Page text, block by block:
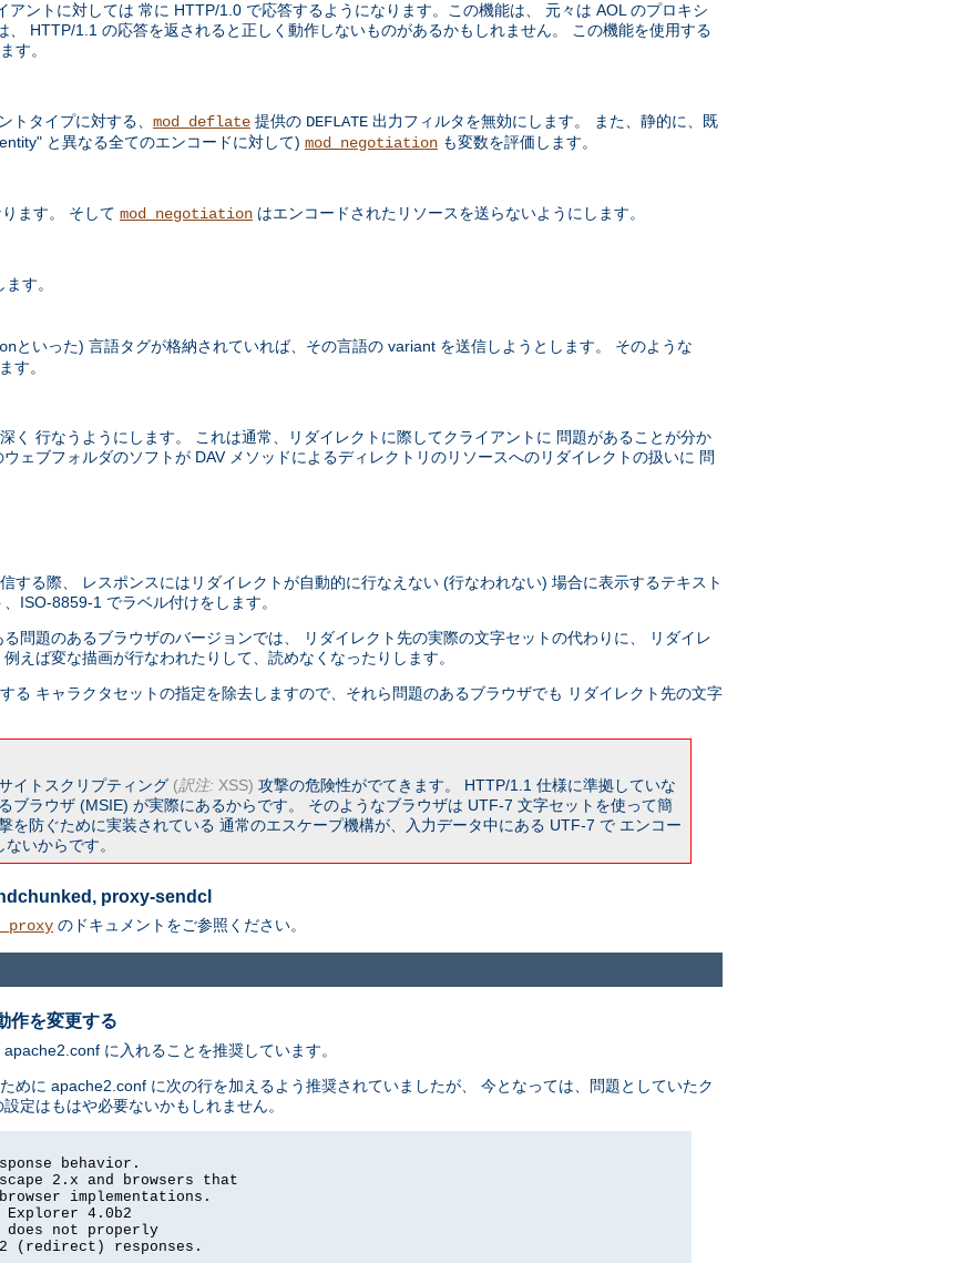
ントに対しては 常に HTTP/1.0 で応答するようになります。この機能は、 元々は AOL のプロキシ
HTTP/1.1 の応答を返されると正しく動作しないものがあるかもしれません。 この機能を使用する
す。
トタイプに対する、 mod_deflate 提供の DEFLATE 出力フィルタを無効にします。 また、静的に、既
と異なる全てのエンコードに対して) mod_negotiation も変数を評価します。
ます。 そして mod_negotiation はエンコードされたリソースを送らないようにします。
す。
といった) 言語タグが格納されていれば、その言語の variant を送信しようとします。 そのような
す。
く 行なうようにします。 これは通常、リダイレクトに際してクライアントに 問題があることが分か
ェブフォルダのソフトが DAV メソッドによるディレクトリのリソースへのリダイレクトの扱いに 問
する際、 レスポンスにはリダイレクトが自動的に行なえない (行なわれない) 場合に表示するテキスト
ISO-8859-1 でラベル付けをします。
問題のあるブラウザのバージョンでは、 リダイレクト先の実際の文字セットの代わりに、 リダイレ
えば変な描画が行なわれたりして、読めなくなったりします。
る キャラクタセットの指定を除去しますので、それら問題のあるブラウザでも リダイレクト先の文字
イトスクリプティング (訳注: XSS) 攻撃の危険性がでてきます。 HTTP/1.1 仕様に準拠していな
ブラウザ (MSIE) が実際にあるからです。 そのようなブラウザは UTF-7 文字セットを使って簡
を防ぐために実装されている 通常のエスケープ機構が、入力データ中にある UTF-7 で エンコー
いからです。
proxy-sendcl
のドキュメントをご参照ください。
作を変更する
に入れることを推奨しています。
めに apache2.conf に次の行を加えるよう推奨されていましたが、 今となっては、問題としていたク
定はもはや必要ないかもしれません。
behavior.
2.x and browsers that
implementations.
4.0b2
does not properly
(redirect) responses.